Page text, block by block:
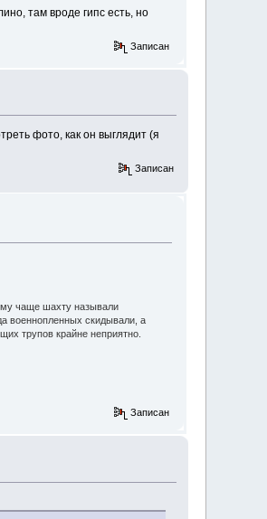
там вроде гипс есть, но
Записан
фото, как он выглядит (я
Записан
чаще шахту называли
военнопленных скидывали, а
трупов крайне неприятно.
Записан